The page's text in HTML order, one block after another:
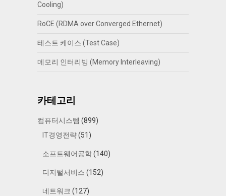
Cooling)
RoCE (RDMA over Converged Ethernet)
테스트 케이스 (Test Case)
메모리 인터리빙 (Memory Interleaving)
카테고리
컴퓨터시스템 (899)
IT경영전략(51)
소프트웨어공학(140)
디지털서비스 (152)
네트워크 (127)